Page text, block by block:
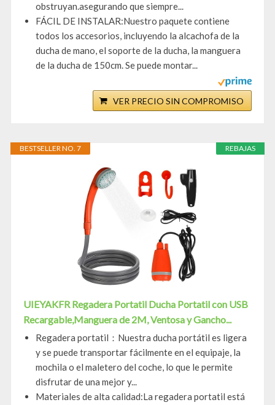
obstruyan.asegurando que siempre...
FÁCIL DE INSTALAR:Nuestro paquete contiene
todos los accesorios, incluyendo la alcachofa de la
ducha de mano, el soporte de la ducha, la manguera
de la ducha de 150cm. Se puede montar...
VER PRECIO SIN COMPROMISO
REBAJAS
BESTSELLER NO. 7
UIEYAKFR Regadera Portatil Ducha Portatil con USB
Recargable,Manguera de 2M, Ventosa y Gancho...
Regadera portatil：Nuestra ducha portátil es ligera
y se puede transportar fácilmente en el equipaje, la
mochila o el maletero del coche, lo que le permite
disfrutar de una mejor y...
Materiales de alta calidad:La regadera portatil está